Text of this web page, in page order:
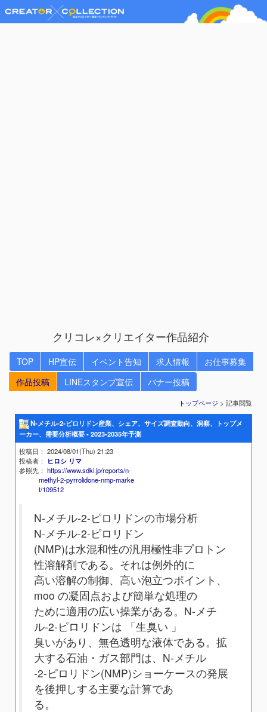
クリコレ×クリエイター作品紹介
TOP HP宣伝 イベント告知 求人情報
お仕事募集
作品投稿
LINEスタンプ宣伝 バナー投稿
トップページ > 記事閲覧
N-メチル-2-ピロリドン産業、シェア、サイズ調査動向、洞察、トップメ
ーカー、需要分析概要 - 2023-2035年予測
投稿日 ： 2024/08/01(Thu) 21:23
投稿者 ： ヒロシ リマ
参照先 ：https://www.sdki.jp/reports/n-
methyl-2-pyrrolidone-nmp-marke
t/109512
N-メチル-2-ピロリドンの市場分析
N-メチル-2-ピロリドン
(NMP)は水混和性の汎用極性非プロトン
性溶解剤である。それは例外的に
高い溶解の制御、高い泡立つポイント、
moo の凝固点および簡単な処理の
ために適用の広い操業がある。N-メチ
ル-2-ピロリドンは 「生臭い 」
臭いがあり、無色透明な液体である。拡
大する石油・ガス部門は、N-メチル
-2-ピロリドン(NMP)ショーケースの発展
を後押しする主要な計算であ
る。